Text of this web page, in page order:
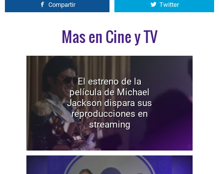
Compartir Twitter
Mas en Cine y TV
El estreno de la
película de Michael
Jackson dispara sus
reproducciones en
streaming